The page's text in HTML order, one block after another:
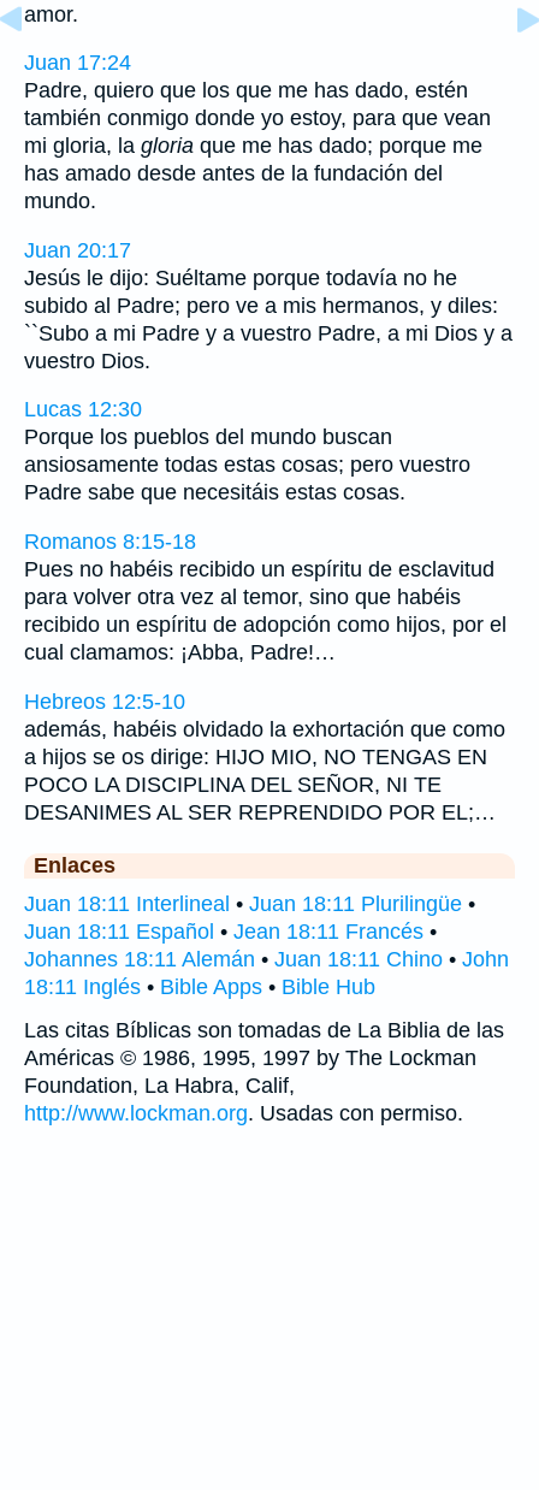
amor.
Juan 17:24
Padre, quiero que los que me has dado, estén
también conmigo donde yo estoy, para que vean
mi gloria, la gloria que me has dado; porque me
has amado desde antes de la fundación del
mundo.
Juan 20:17
Jesús le dijo: Suéltame porque todavía no he
subido al Padre; pero ve a mis hermanos, y diles:
``Subo a mi Padre y a vuestro Padre, a mi Dios y a
vuestro Dios.
Lucas 12:30
Porque los pueblos del mundo buscan
ansiosamente todas estas cosas; pero vuestro
Padre sabe que necesitáis estas cosas.
Romanos 8:15-18
Pues no habéis recibido un espíritu de esclavitud
para volver otra vez al temor, sino que habéis
recibido un espíritu de adopción como hijos, por el
cual clamamos: ¡Abba, Padre!…
Hebreos 12:5-10
además, habéis olvidado la exhortación que como
a hijos se os dirige: HIJO MIO, NO TENGAS EN
POCO LA DISCIPLINA DEL SEÑOR, NI TE
DESANIMES AL SER REPRENDIDO POR EL;…
Enlaces
Juan 18:11 Interlineal • Juan 18:11 Plurilingüe •
Juan 18:11 Español • Jean 18:11 Francés •
Johannes 18:11 Alemán • Juan 18:11 Chino • John
18:11 Inglés • Bible Apps • Bible Hub
Las citas Bíblicas son tomadas de La Biblia de las
Américas © 1986, 1995, 1997 by The Lockman
Foundation, La Habra, Calif,
http://www.lockman.org. Usadas con permiso.